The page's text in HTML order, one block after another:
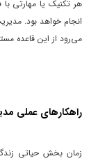
هر تکنیک یا مهارتی با
انجام خواهد بود.
می‌رود از این قاعده
راهکارهای عملی
زمان بخش حیاتی